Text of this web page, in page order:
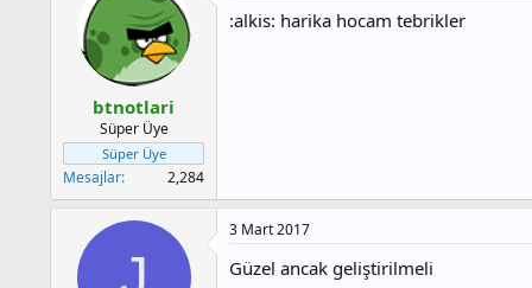
l
btnotlari
Süper Üye
Süper Üye
Mesajlar 2,284
:alkis: harika hocam tebrikler
3 Mart 2017
Güzel ancak geliştirilmeli